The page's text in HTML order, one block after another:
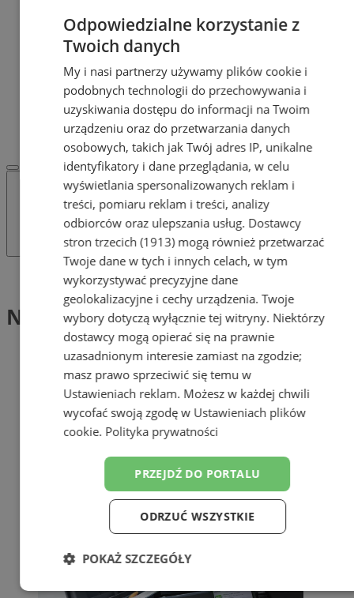
OGŁOSZENIA
Dodaj ogłoszenie
POLECAMY
Protocol IT
Pracuj.pl - praca w Zabrzu
Praca Zabrze
REKLAMA
WSPÓŁPRACA
Tag: Niftylink
Niftylink (1)
Odpowiedzialne korzystanie z
Twoich danych
My i nasi partnerzy używamy plików cookie i
podobnych technologii do przechowywania i
uzyskiwania dostępu do informacji na Twoim
urządzeniu oraz do przetwarzania danych
osobowych, takich jak Twój adres IP, unikalne
identyfikatory i dane przeglądania, w celu
wyświetlania spersonalizowanych reklam i
treści, pomiaru reklam i treści, analizy
odbiorców oraz ulepszania usług. Dostawcy
stron trzecich (1913)mogą również przetwarzać
Twoje dane w tych i innych celach, w tym
wykorzystywać precyzyjne dane
geolokalizacyjne i cechy urządzenia. Twoje
wybory dotyczą wyłącznie tej witryny. Niektórzy
dostawcy mogą opierać się na prawnie
uzasadnionym interesie zamiast na zgodzie;
masz prawo sprzeciwić się temu w
Ustawieniach reklam. Możesz w każdej chwili
wycofać swoją zgodę w Ustawieniach plików
cookie. Polityka prywatności
PRZEJDŹ DO PORTALU
ODRZUĆ WSZYSTKIE
POKAŻ SZCZEGÓŁY
Niezbędne Wydajność Targetowanie